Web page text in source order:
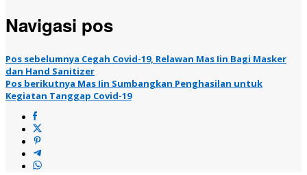
Navigasi pos
Pos sebelumnya Cegah Covid-19, Relawan Mas Iin Bagi Masker
dan Hand Sanitizer
Pos berikutnya Mas Iin Sumbangkan Penghasilan untuk
Kegiatan Tanggap Covid-19